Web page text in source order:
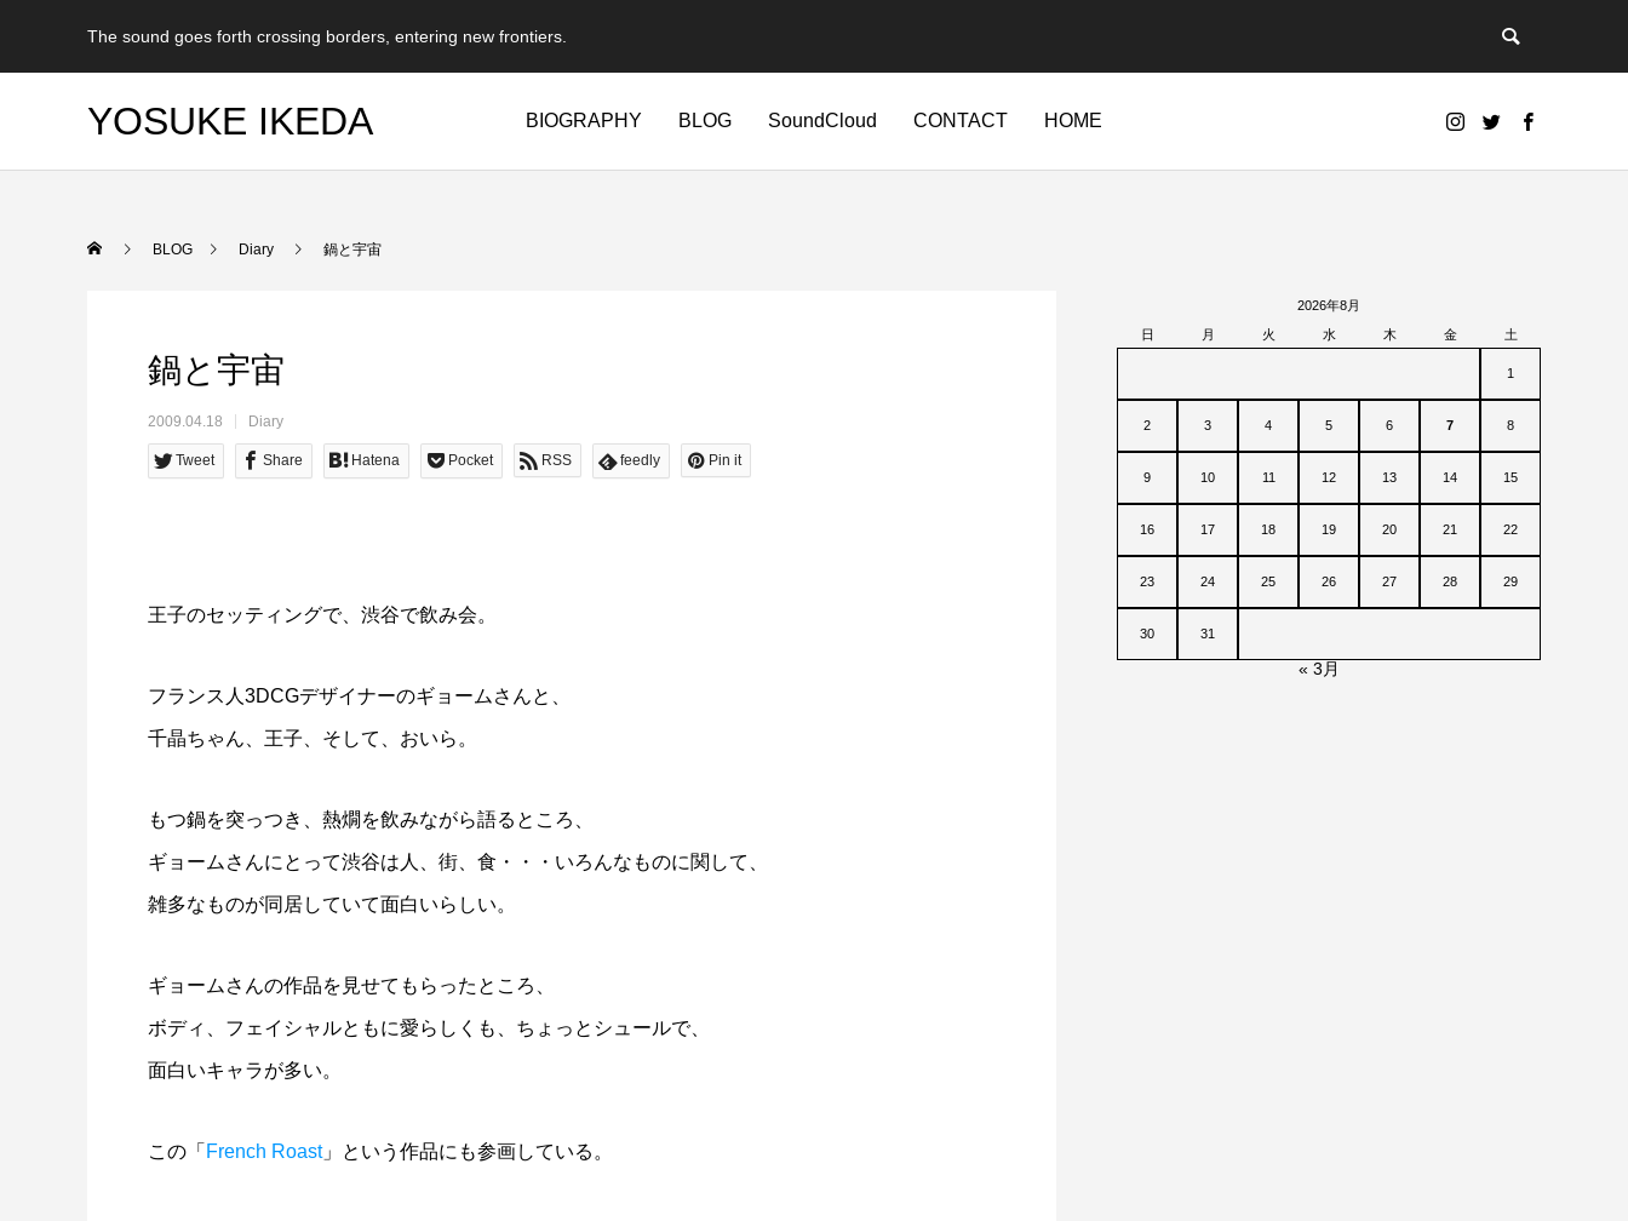
The sound goes forth crossing borders, entering new frontiers.
YOSUKE IKEDA BIOGRAPHY BLOG SoundCloud CONTACT HOME
BLOG Diary 鍋と宇宙
鍋と宇宙
2009.04.18 Diary
Tweet Share Hatena Pocket RSS feedly Pin it
王子のセッティングで、渋谷で飲み会。
フランス人3DCGデザイナーのギョームさんと、
千晶ちゃん、王子、そして、おいら。
もつ鍋を突っつき、熱燗を飲みながら語るところ、
ギョームさんにとって渋谷は人、街、食・・・いろんなものに関して、
雑多なものが同居していて面白いらしい。
ギョームさんの作品を見せてもらったところ、
ボディ、フェイシャルともに愛らしくも、ちょっとシュールで、
面白いキャラが多い。
この「 French Roast」という作品にも参画している。
2026年8月
日
月 火 水 木 金 土
1
2 3 4 5 6 7 8
9 10 11 12 13 14 15
16 17 18 19 20 21 22
23 24 25 26 27 28 29
30 31
« 3月